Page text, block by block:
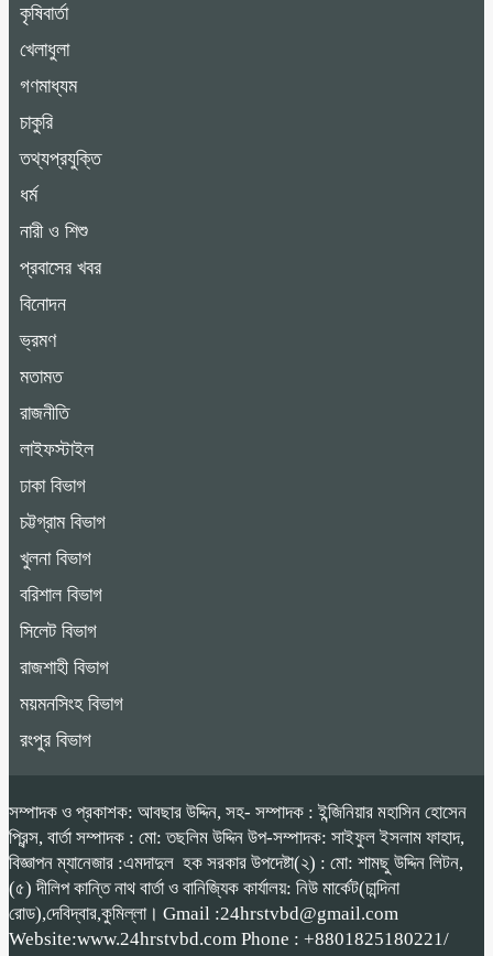
কৃষিবার্তা
খেলাধুলা
গণমাধ্যম
চাকুরি
তথ্যপ্রযুক্তি
ধর্ম
নারী ও শিশু
প্রবাসের খবর
বিনোদন
ভ্রমণ
মতামত
রাজনীতি
লাইফস্টাইল
ঢাকা বিভাগ
চট্টগ্রাম বিভাগ
খুলনা বিভাগ
বরিশাল বিভাগ
সিলেট বিভাগ
রাজশাহী বিভাগ
ময়মনসিংহ বিভাগ
রংপুর বিভাগ
সম্পাদক ও প্রকাশক: আবছার উদ্দিন, সহ- সম্পাদক : ইন্জিনিয়ার মহাসিন হোসেন
প্রিন্স, বার্তা সম্পাদক : মো: তছলিম উদ্দিন উপ-সম্পাদক: সাইফুল ইসলাম ফাহাদ,
বিজ্ঞাপন ম্যানেজার :এমদাদুল হক সরকার উপদেষ্টা(২) : মো: শামছু উদ্দিন লিটন,
(৫) দীলিপ কান্তি নাথ বার্তা ও বানিজ্যিক কার্যালয়: নিউ মার্কেট(চান্দিনা
রোড),দেবিদ্বার,কুমিল্লা। Gmail :24hrstvbd@gmail.com
Website:www.24hrstvbd.com Phone : +8801825180221/